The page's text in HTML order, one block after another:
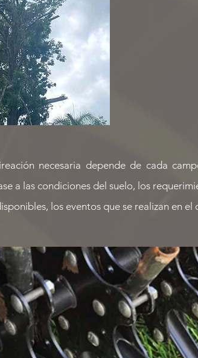
necesaria depende de cada
a las condiciones del suelo, los
los eventos que se realizan en el